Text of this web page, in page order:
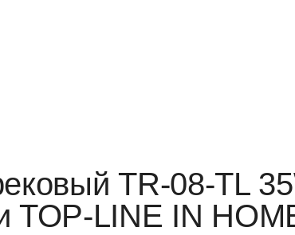
TR-08-TL
TOP-LINE IN